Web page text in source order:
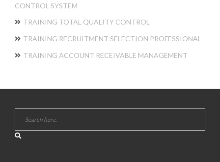
CONTROL SYSTEM
TRAINING TOTAL QUALITY CONTROL
TRAINING RECRUITMENT SELECTION PROFESSIONAL
TRAINING ACCOUNT RECEIVABLE MANAGEMENT